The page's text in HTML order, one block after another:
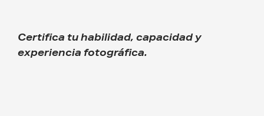
Certifica tu habilidad, capacidad y
experiencia fotográfica.